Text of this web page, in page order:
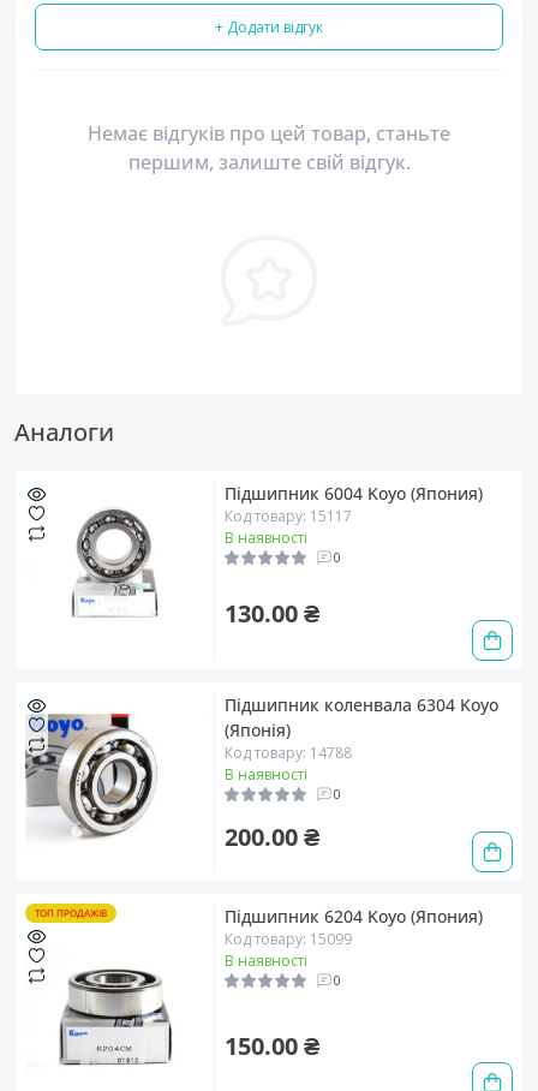
+ Додати відгук
Немає відгуків про цей товар, станьте
першим, залиште свій відгук.
Аналоги
Підшипник 6004 Koyo (Япония)
Код товару: 15117
В наявності
0
130.00 ₴
Підшипник коленвала 6304 Koyo
(Японія)
Код товару: 14788
В наявності
0
200.00 ₴
ТОП ПРОДАЖІВ Підшипник 6204 Koyo (Япония)
Код товару: 15099
В наявності
0
150.00 ₴